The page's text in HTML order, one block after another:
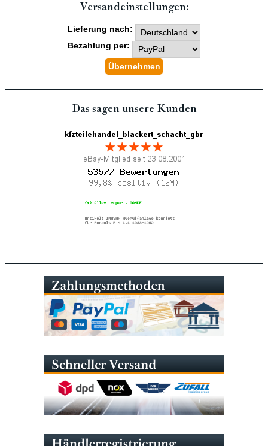
Versand­einstellungen:
Lieferung nach:
Bezahlung per:
Das sagen unsere Kunden